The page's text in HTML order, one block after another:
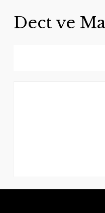
Dect ve